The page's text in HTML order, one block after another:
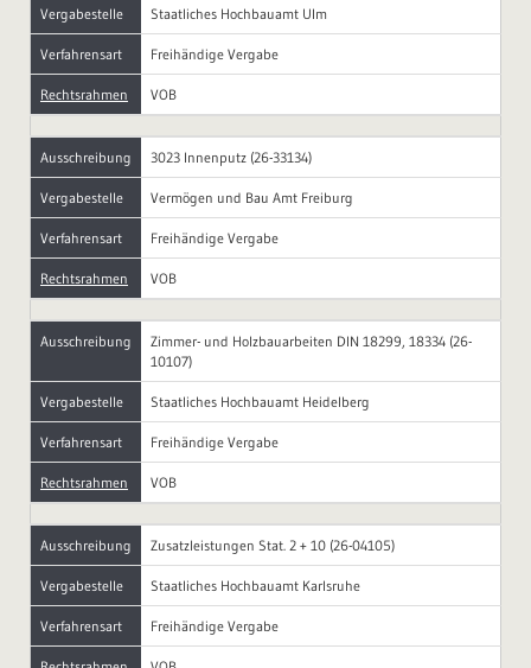
Vergabestelle Staatliches Hochbauamt Ulm
Verfahrensart Freihändige Vergabe
Rechtsrahmen VOB
Ausschreibung 3023 Innenputz (26-33134)
Vergabestelle Vermögen und Bau Amt Freiburg
Verfahrensart Freihändige Vergabe
Rechtsrahmen VOB
Ausschreibung
Zimmer- und Holzbauarbeiten DIN 18299, 18334 (26-
10107)
Vergabestelle Staatliches Hochbauamt Heidelberg
Verfahrensart Freihändige Vergabe
Rechtsrahmen VOB
Ausschreibung Zusatzleistungen Stat. 2 + 10 (26-04105)
Vergabestelle Staatliches Hochbauamt Karlsruhe
Verfahrensart Freihändige Vergabe